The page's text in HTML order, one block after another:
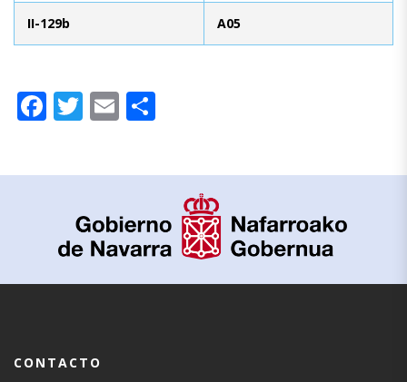
II-129b A05
Facebook
Twitter
Email
CONTACTO